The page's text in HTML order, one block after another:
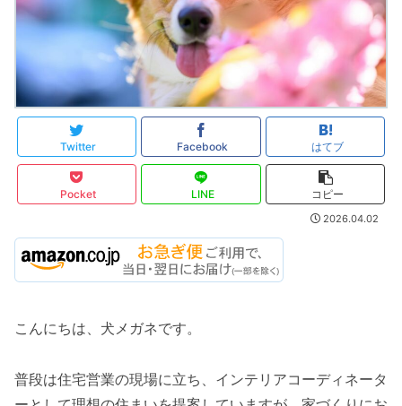
Twitter Facebook はてブ
Pocket LINE コピー
2026.04.02
こんにちは、犬メガネです。
普段は住宅営業の現場に立ち、インテリアコーディネータ